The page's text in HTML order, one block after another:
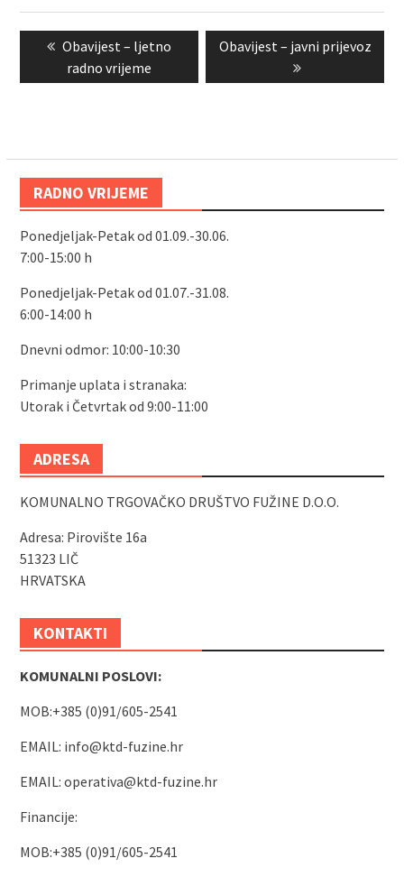
Navigacija
objavaPrevious
post:
Obavijest – ljetno
radno vrijeme
Next
Obavijest – javni prijevoz
RADNO VRIJEME
Ponedjeljak-Petak od 01.09.-30.06.
7:00-15:00 h
Ponedjeljak-Petak od 01.07.-31.08.
6:00-14:00 h
Dnevni odmor: 10:00-10:30
Primanje uplata i stranaka:
Utorak i Četvrtak od 9:00-11:00
ADRESA
KOMUNALNO TRGOVAČKO DRUŠTVO FUŽINE D.O.O.
Adresa: Pirovište 16a
51323 LIČ
HRVATSKA
KONTAKTI
KOMUNALNI POSLOVI:
MOB:+385 (0)91/605-2541
EMAIL: info@ktd-fuzine.hr
EMAIL: operativa@ktd-fuzine.hr
Financije:
MOB:+385 (0)91/605-2541